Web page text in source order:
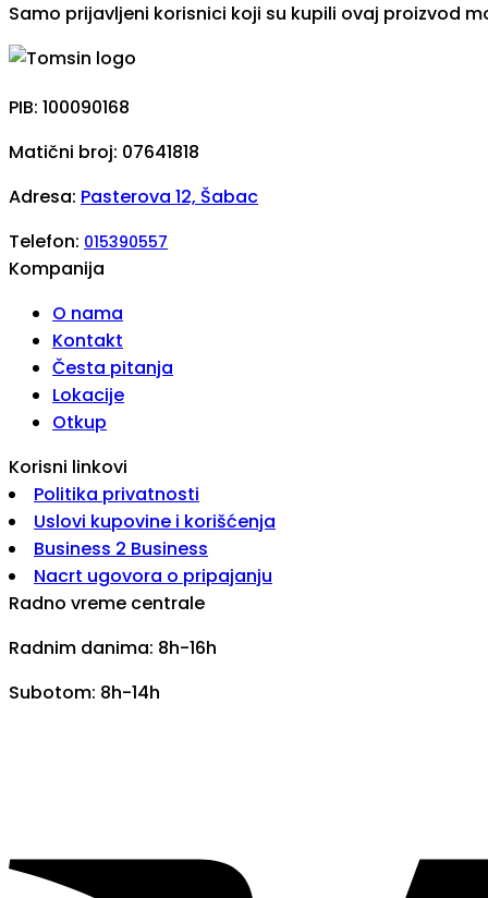
Samo prijavljeni korisnici koji su kupili ovaj proizvod
PIB: 100090168
Matični broj: 07641818
Adresa: Pasterova 12, Šabac
Telefon: 015390557
Kompanija
O nama
Kontakt
Česta pitanja
Lokacije
Otkup
Korisni linkovi
Politika privatnosti
Uslovi kupovine i korišćenja
Business 2 Business
Nacrt ugovora o pripajanju
Radno vreme centrale
Radnim danima: 8h-16h
Subotom: 8h-14h